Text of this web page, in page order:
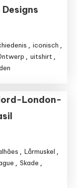
, iconisch ,
, uitshirt ,
London-
, Lårmuskel ,
, Skade ,